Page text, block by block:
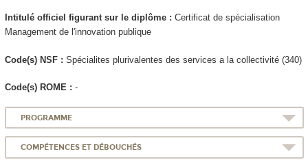
Intitulé officiel figurant sur le diplôme : Certificat de spécialisation
Management de l'innovation publique
Code(s) NSF : Spécialites plurivalentes des services a la collectivité (340)
Code(s) ROME : -
PROGRAMME
COMPÉTENCES ET DÉBOUCHÉS